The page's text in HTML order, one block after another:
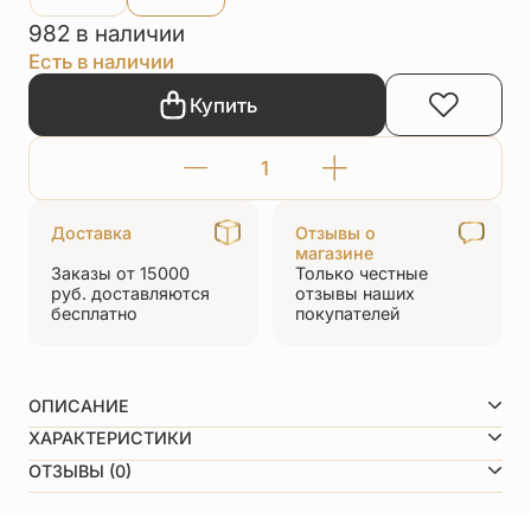
982 в наличии
Есть в наличии
Купить
Количество
Шнурок
шею
Доставка
Заказы от 15000
руб. доставляются
бесплатно
Отзывы о
магазине
Только честные
отзывы наших
покупателей
ОПИСАНИЕ
Как определить нужную длину шнурка? Вот вам
подсказка:
Родителям младенцев: Как только ребенок начинает
ХАРАКТЕРИСТИКИ
Длина30 см., 35 см., 40 см., 45 см., 50 см., 55 см., 60 см.,
ОТЗЫВЫ (0)